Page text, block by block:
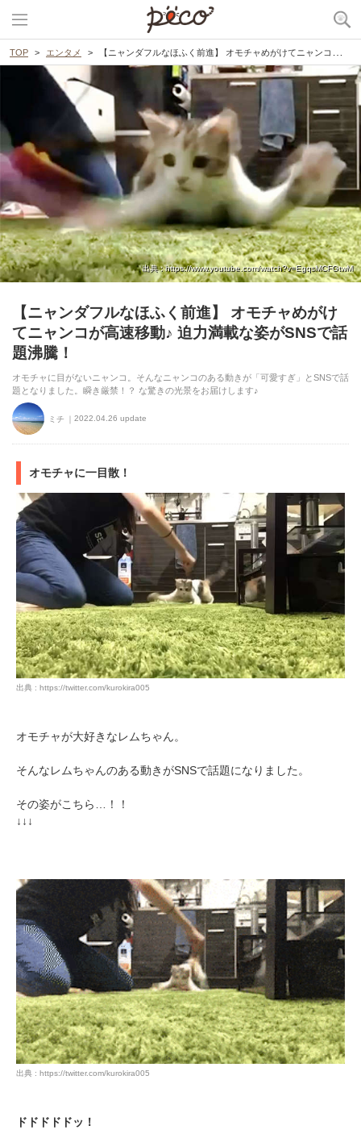
TOP エンタメ 【ニャンダフルなほふく前進】 オモチャめがけてニャンコが高速移動♪ 迫力満載な姿がSNSで話題沸騰！
出典 : https://www.youtube.com/watch?v=EgqsMCFGtwM
【ニャンダフルなほふく前進】 オモチャめがけ
てニャンコが高速移動♪ 迫力満載な姿がSNSで話
題沸騰！
オモチャに目がないニャンコ。そんなニャンコのある動きが「可愛すぎ」とSNSで話
題となりました。瞬き厳禁！？ な驚きの光景をお届けします♪
ミチ 2022.04.26 update
オモチャに一目散！
出典 : https://twitter.com/kurokira005
オモチャが大好きなレムちゃん。
そんなレムちゃんのある動きがSNSで話題になりました。
その姿がこちら…！！
↓↓↓
出典 : https://twitter.com/kurokira005
ドドドドドッ！